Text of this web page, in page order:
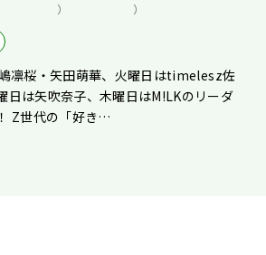
）
）
凛桜・矢田萌華、火曜日はtimelesz佐
日は矢吹奈子、木曜日はM!LKのリーダ
Z世代の「好き…